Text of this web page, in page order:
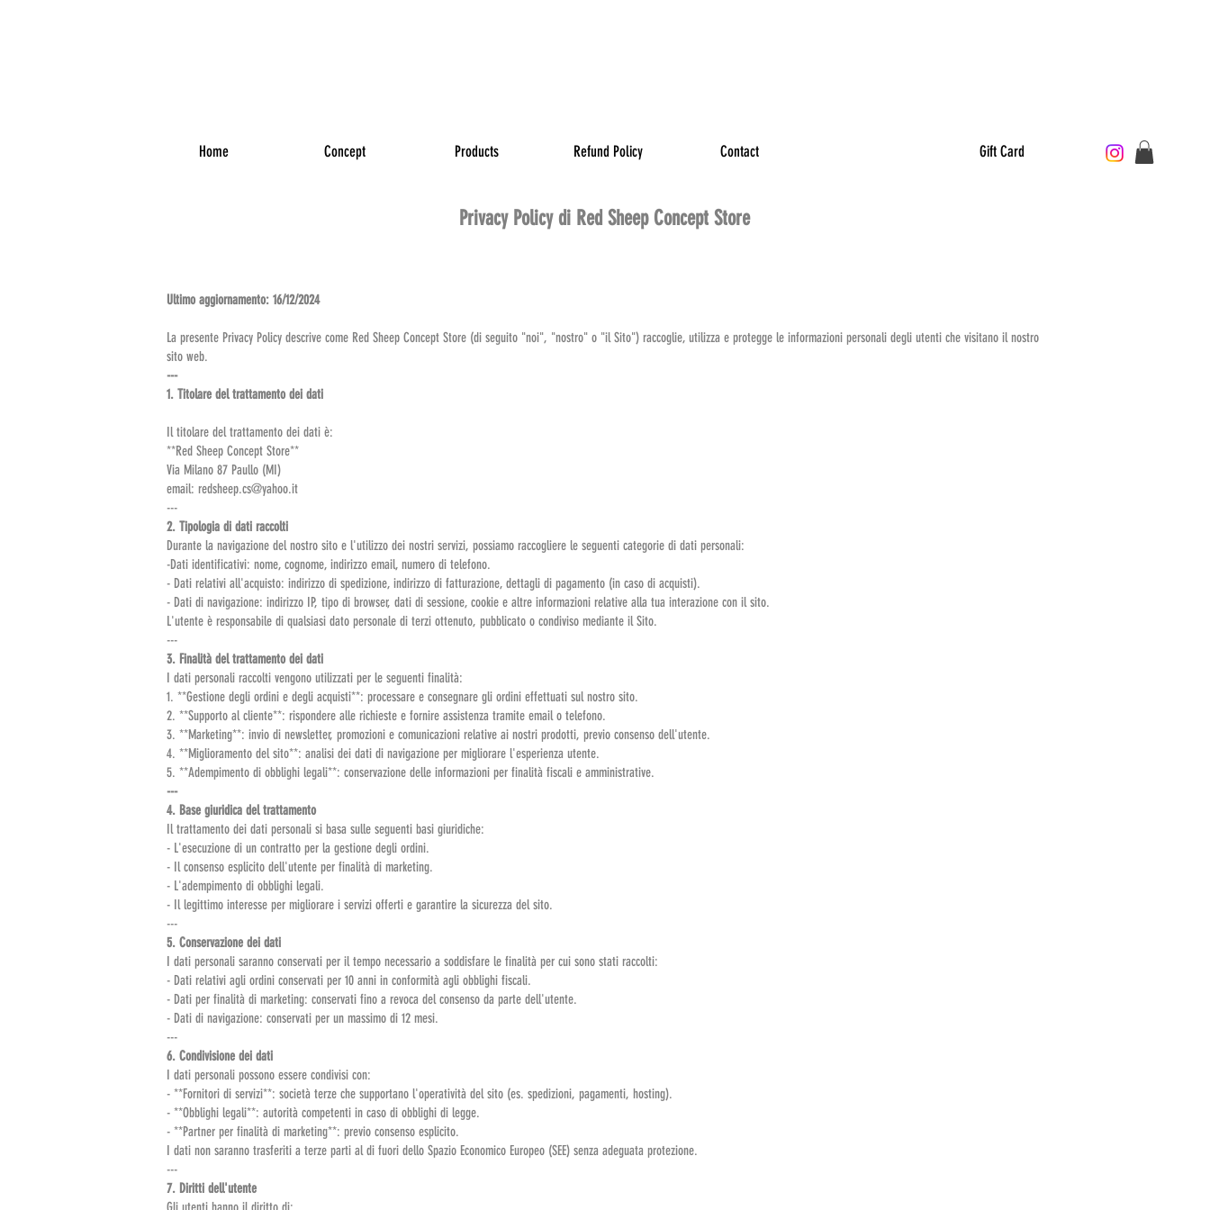
Home Concept Products Refund Policy Contact Gift Card
Privacy Policy di Red Sheep Concept Store
Ultimo aggiornamento: 16/12/2024
La presente Privacy Policy descrive come Red Sheep Concept Store (di seguito "noi", "nostro" o "il Sito") raccoglie, utilizza e protegge le informazioni personali degli utenti che visitano il nostro
sito web.
---
1. Titolare del trattamento dei dati
Il titolare del trattamento dei dati è:
**Red Sheep Concept Store**
Via Milano 87 Paullo (MI)
email: redsheep.cs@yahoo.it
---
2. Tipologia di dati raccolti
Durante la navigazione del nostro sito e l'utilizzo dei nostri servizi, possiamo raccogliere le seguenti categorie di dati personali:
-Dati identificativi: nome, cognome, indirizzo email, numero di telefono.
- Dati relativi all'acquisto: indirizzo di spedizione, indirizzo di fatturazione, dettagli di pagamento (in caso di acquisti).
- Dati di navigazione: indirizzo IP, tipo di browser, dati di sessione, cookie e altre informazioni relative alla tua interazione con il sito.
L'utente è responsabile di qualsiasi dato personale di terzi ottenuto, pubblicato o condiviso mediante il Sito.
---
3. Finalità del trattamento dei dati
I dati personali raccolti vengono utilizzati per le seguenti finalità:
1. **Gestione degli ordini e degli acquisti**: processare e consegnare gli ordini effettuati sul nostro sito.
2. **Supporto al cliente**: rispondere alle richieste e fornire assistenza tramite email o telefono.
3. **Marketing**: invio di newsletter, promozioni e comunicazioni relative ai nostri prodotti, previo consenso dell'utente.
4. **Miglioramento del sito**: analisi dei dati di navigazione per migliorare l'esperienza utente.
5. **Adempimento di obblighi legali**: conservazione delle informazioni per finalità fiscali e amministrative.
---
4. Base giuridica del trattamento
Il trattamento dei dati personali si basa sulle seguenti basi giuridiche:
- L'esecuzione di un contratto per la gestione degli ordini.
- Il consenso esplicito dell'utente per finalità di marketing.
- L'adempimento di obblighi legali.
- Il legittimo interesse per migliorare i servizi offerti e garantire la sicurezza del sito.
---
5. Conservazione dei dati
I dati personali saranno conservati per il tempo necessario a soddisfare le finalità per cui sono stati raccolti:
- Dati relativi agli ordini conservati per 10 anni in conformità agli obblighi fiscali.
- Dati per finalità di marketing: conservati fino a revoca del consenso da parte dell'utente.
- Dati di navigazione: conservati per un massimo di 12 mesi.
---
6. Condivisione dei dati
I dati personali possono essere condivisi con:
- **Fornitori di servizi**: società terze che supportano l'operatività del sito (es. spedizioni, pagamenti, hosting).
- **Obblighi legali**: autorità competenti in caso di obblighi di legge.
- **Partner per finalità di marketing**: previo consenso esplicito.
I dati non saranno trasferiti a terze parti al di fuori dello Spazio Economico Europeo (SEE) senza adeguata protezione.
---
7. Diritti dell'utente